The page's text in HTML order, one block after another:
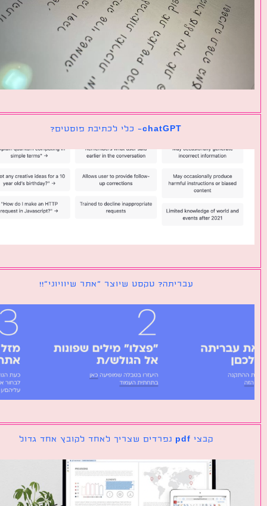
chatGPT- כלי לכתיבת פוסטים?
עבריתה? טקסט שיוצר ״אתר שיוויוני״!!